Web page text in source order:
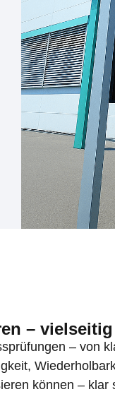
–
– von
können – klar